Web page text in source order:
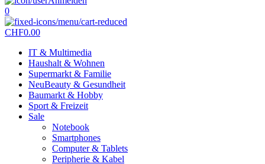
0
CHF0.00
IT & Multimedia
Haushalt & Wohnen
Supermarkt & Familie
NeuBeauty & Gesundheit
Baumarkt & Hobby
Sport & Freizeit
Sale
Notebook
Smartphones
Computer & Tablets
Peripherie & Kabel